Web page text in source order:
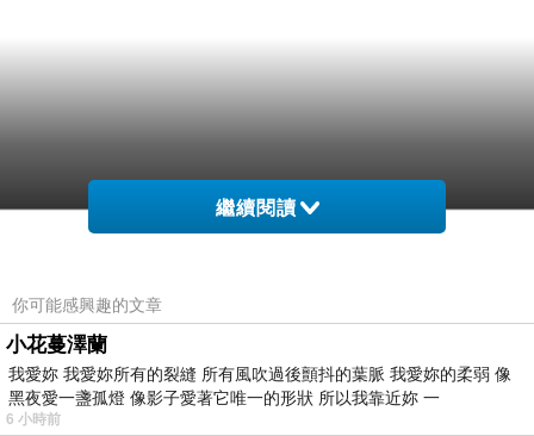
繼續閱讀
你可能感興趣的文章
小花蔓澤蘭
我愛妳 我愛妳所有的裂縫 所有風吹過後顫抖的葉脈 我愛妳的柔弱 像
黑夜愛一盞孤燈 像影子愛著它唯一的形狀 所以我靠近妳 一
6 小時前